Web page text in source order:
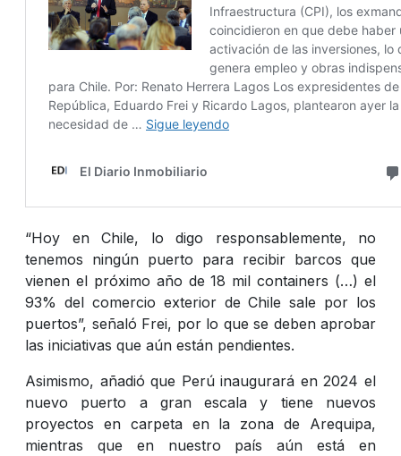
“Hoy en Chile, lo digo responsablemente, no
tenemos ningún puerto para recibir barcos que
vienen el próximo año de 18 mil containers (…) el
93% del comercio exterior de Chile sale por los
puertos”, señaló Frei, por lo que se deben aprobar
las iniciativas que aún están pendientes.
Asimismo, añadió que Perú inaugurará en 2024 el
nuevo puerto a gran escala y tiene nuevos
proyectos en carpeta en la zona de Arequipa,
mientras que en nuestro país aún está en